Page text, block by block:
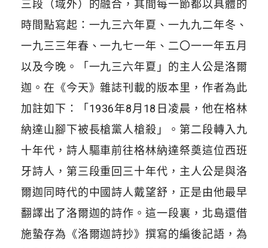
三段（域外）的融合，其間每一節都以具體的
時間點寫起：一九三六年夏、一九九二年冬、
一九三三年春、一九七一年、二〇一一年五月
以及今晚。「一九三六年夏」的主人公是洛爾
迦。在《今天》雜誌刊載的版本里，作者為此
加註如下：「1936年8月18日凌晨，他在格林
納達山腳下被長槍黨人槍殺」。第二段轉入九
十年代，詩人驅車前往格林納達祭奠這位西班
牙詩人，第三段重回三十年代，主人公是與洛
爾迦同時代的中國詩人戴望舒，正是由他最早
翻譯出了洛爾迦的詩作。這一段裏，北島還借
施蟄存為《洛爾迦詩抄》撰寫的編後記語，為